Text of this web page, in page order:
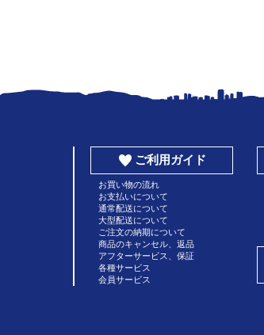
ご利用ガイド
お買い物の流れ
お支払いについて
通常配送について
大型配送について
ご注文の納期について
商品のキャンセル、返品
アフターサービス、保証
各種サービス
会員サービス